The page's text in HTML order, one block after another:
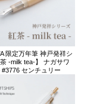
限定万年筆 神戸発祥シ
-milk tea-】 ナガサワ
#3776 センチュリー